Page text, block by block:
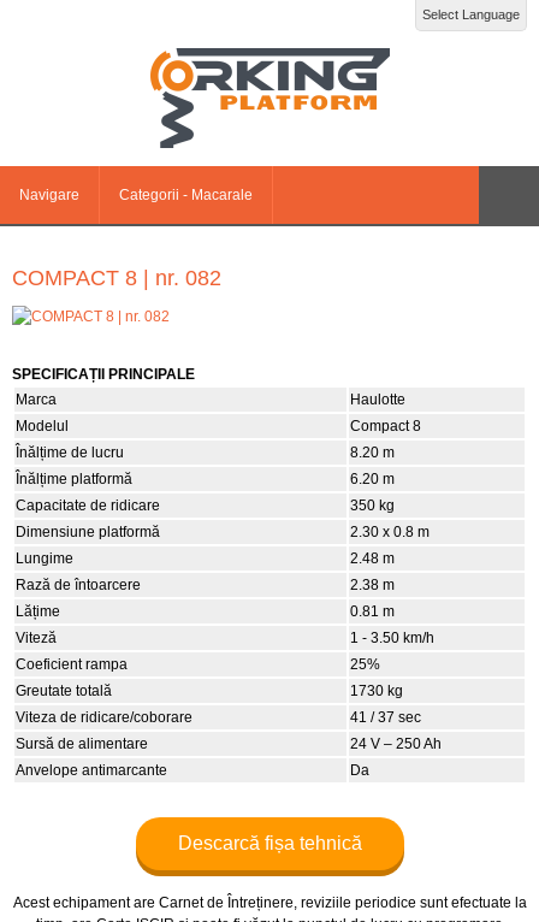
Select Language
Navigare Categorii - Macarale
COMPACT 8 | nr. 082
SPECIFICAȚII PRINCIPALE
Marca
Haulotte
Modelul
Compact 8
Înălțime de lucru
8.20 m
Înălțime platformă
6.20 m
Capacitate de ridicare
350 kg
Dimensiune platformă
2.30 x 0.8 m
Lungime
2.48 m
Rază de întoarcere
2.38 m
Lățime
0.81 m
Viteză
1 - 3.50 km/h
Coeficient rampa
25%
Greutate totală
1730 kg
Viteza de ridicare/coborare
41 / 37 sec
Sursă de alimentare
24 V – 250 Ah
Anvelope antimarcante
Da
Descarcă fișa tehnică
Acest echipament are Carnet de Întreținere, reviziile periodice sunt efectuate la